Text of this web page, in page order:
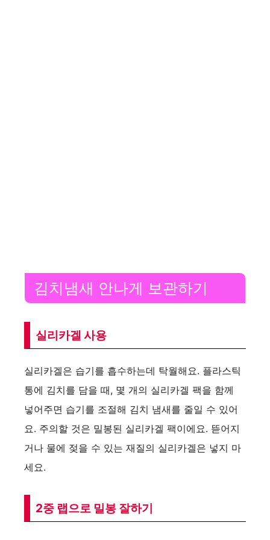
김치냄새 안나게 보관하기
실리카겔 사용
실리카겔은 습기를 흡수하는데 탁월해요. 플라스틱
통에 김치를 담을 때, 몇 개의 실리카겔 팩을 함께
넣어주면 습기를 조절해 김치 냄새를 줄일 수 있어
요. 주의할 것은 밀봉된 실리카겔 팩이에요. 뜯어지
거나 물에 젖을 수 있는 재질의 실리카겔은 넣지 마
세요.
2중 랩으로 밀봉 잘하기